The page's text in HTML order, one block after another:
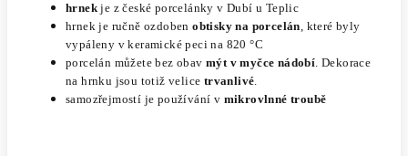
hrnek je z české porcelánky v Dubí u Teplic
hrnek je ručně ozdobenobtisky na porcelán, které byly
vypáleny v keramické peci na 820 °C
porcelán můžete bez obav mýt v myčce nádobí. Dekorace
na hrnku jsou totiž velice trvanlivé.
samozřejmostí je používání v mikrovlnné troubě